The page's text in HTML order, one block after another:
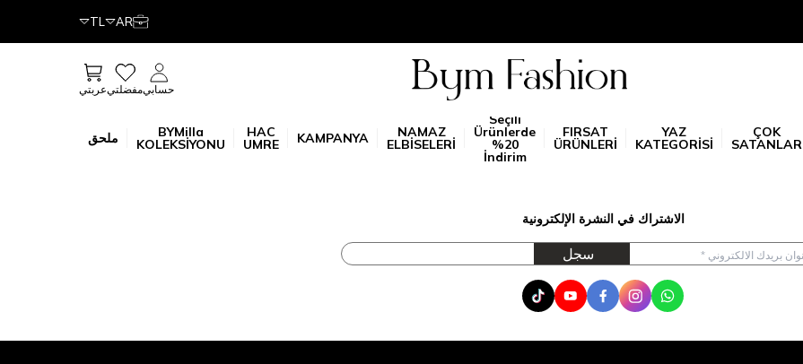
AR
TL
حسابيمفضلتيعربتي
ÇOK
SATANLAR
YAZ
KATEGORİSİ
FIRSAT
ÜRÜNLERİ
Seçili
Ürünlerde
%20
İndirim
NAMAZ
ELBİSELERİ
KAMPANYA
HAC
UMRE
BYMilla
KOLEKSİYONU ملحق
الاشتراك في النشرة الإلكترونية
سجل
WhatsApp
Instagram
Facebook
Youtube
Tik Tok